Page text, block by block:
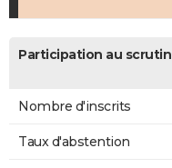
Participation au scrutin
Nombre d'inscrits
Taux d'abstention